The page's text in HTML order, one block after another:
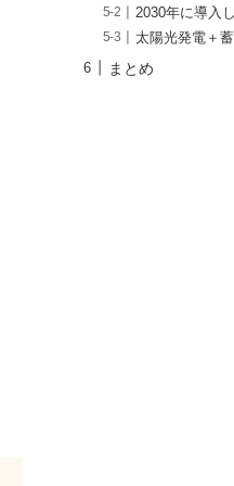
2030年に導入
太陽光発電＋
まとめ